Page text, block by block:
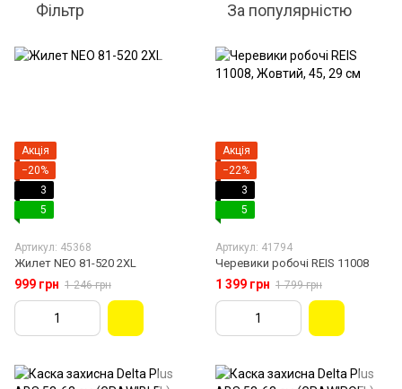
Фільтр За популярністю
Акція
−20%
3
5
Артикул: 45368
Жилет NEO 81-520 2XL
999 грн 1 246 грн
Акція
−22%
3
5
Артикул: 41794
Черевики робочі REIS 11008
1 399 грн 1 799 грн